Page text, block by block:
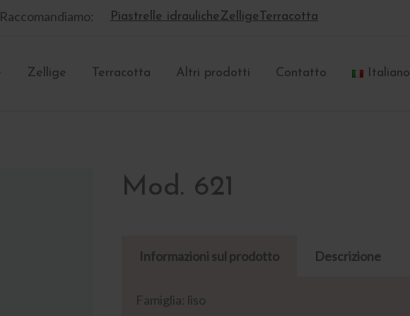
Raccomandiamo: Piastrelle idraulicheZellige Terracotta
Zellige Terracotta Altri prodotti Contatto Italiano
Mod. 621
Informazioni sul prodotto Descrizione
Famiglia: liso